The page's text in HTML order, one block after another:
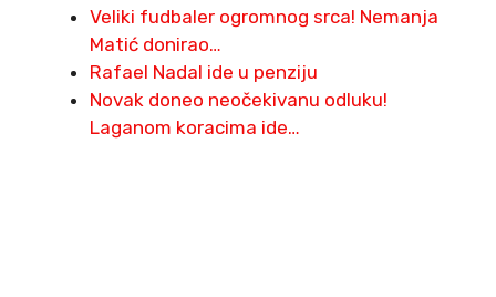
Veliki fudbaler ogromnog srca! Nemanja
Matić donirao…
Rafael Nadal ide u penziju
Novak doneo neočekivanu odluku!
Laganom koracima ide…